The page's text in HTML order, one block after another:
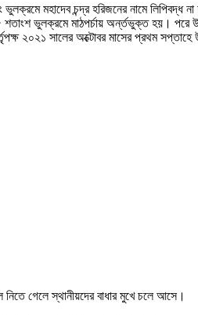
মহাদেব চন্দ্র হরিজনের নামে লিপিবদ্ধ
ভুলক্রমে মাঠপর্চায় অর্ন্তভুক্ত হয়। পরে
২০২১ সালের অক্টোবর মাসের প্রথম সপ্তাহে
গেলে স্থানীয়দের বাধার মুখে চলে আসে।